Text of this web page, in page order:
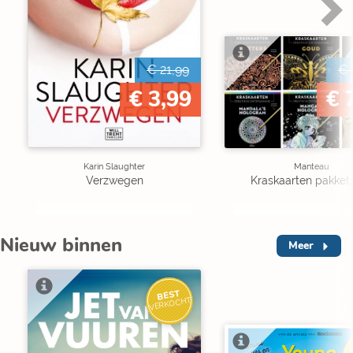
€ 21,99
€ 3,99
Karin Slaughter
Verzwegen
€
€
Manteau
Kraskaarten pakket
Nieuw binnen Meer
BEST
VERKOCHT